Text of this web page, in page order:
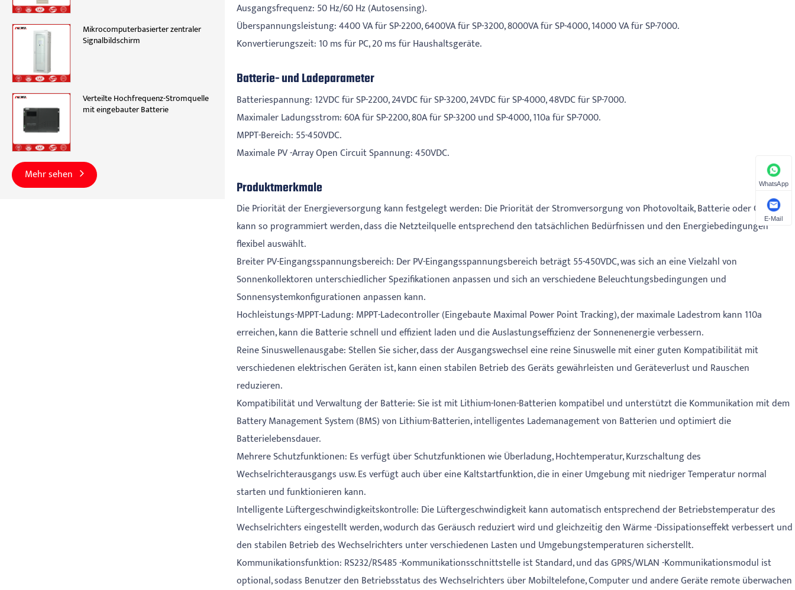
Mikrocomputerbasierter zentraler
Signalbildschirm
Verteilte Hochfrequenz-Stromquelle
mit eingebauter Batterie
Mehr sehen
Ausgangsfrequenz: 50 Hz/60 Hz (Autosensing).
Überspannungsleistung: 4400 VA für SP-2200, 6400VA für SP-3200, 8000VA für SP-4000, 14000 VA für SP-7000.
Konvertierungszeit: 10 ms für PC, 20 ms für Haushaltsgeräte.
Batterie- und Ladeparameter
Batteriespannung: 12VDC für SP-2200, 24VDC für SP-3200, 24VDC für SP-4000, 48VDC für SP-7000.
Maximaler Ladungsstrom: 60A für SP-2200, 80A für SP-3200 und SP-4000, 110a für SP-7000.
MPPT-Bereich: 55-450VDC.
Maximale PV -Array Open Circuit Spannung: 450VDC.
Produktmerkmale
Die Priorität der Energieversorgung kann festgelegt werden: Die Priorität der Stromversorgung von Photovoltaik, Batterie oder Gitter
kann so programmiert werden, dass die Netzteilquelle entsprechend den tatsächlichen Bedürfnissen und den Energiebedingungen
flexibel auswählt.
Breiter PV-Eingangsspannungsbereich: Der PV-Eingangsspannungsbereich beträgt 55-450VDC, was sich an eine Vielzahl von
Sonnenkollektoren unterschiedlicher Spezifikationen anpassen und sich an verschiedene Beleuchtungsbedingungen und
Sonnensystemkonfigurationen anpassen kann.
Hochleistungs-MPPT-Ladung: MPPT-Ladecontroller (Eingebaute Maximal Power Point Tracking), der maximale Ladestrom kann 110a
erreichen, kann die Batterie schnell und effizient laden und die Auslastungseffizienz der Sonnenenergie verbessern.
Reine Sinuswellenausgabe: Stellen Sie sicher, dass der Ausgangswechsel eine reine Sinuswelle mit einer guten Kompatibilität mit
verschiedenen elektrischen Geräten ist, kann einen stabilen Betrieb des Geräts gewährleisten und Geräteverlust und Rauschen
reduzieren.
Kompatibilität und Verwaltung der Batterie: Sie ist mit Lithium-Ionen-Batterien kompatibel und unterstützt die Kommunikation mit dem
Battery Management System (BMS) von Lithium-Batterien, intelligentes Lademanagement von Batterien und optimiert die
Batterielebensdauer.
Mehrere Schutzfunktionen: Es verfügt über Schutzfunktionen wie Überladung, Hochtemperatur, Kurzschaltung des
Wechselrichterausgangs usw. Es verfügt auch über eine Kaltstartfunktion, die in einer Umgebung mit niedriger Temperatur normal
starten und funktionieren kann.
Intelligente Lüftergeschwindigkeitskontrolle: Die Lüftergeschwindigkeit kann automatisch entsprechend der Betriebstemperatur des
Wechselrichters eingestellt werden, wodurch das Geräusch reduziert wird und gleichzeitig den Wärme -Dissipationseffekt verbessert und
den stabilen Betrieb des Wechselrichters unter verschiedenen Lasten und Umgebungstemperaturen sicherstellt.
Kommunikationsfunktion: RS232/RS485 -Kommunikationsschnittstelle ist Standard, und das GPRS/WLAN -Kommunikationsmodul ist
optional, sodass Benutzer den Betriebsstatus des Wechselrichters über Mobiltelefone, Computer und andere Geräte remote überwachen
WhatsApp
E-Mail